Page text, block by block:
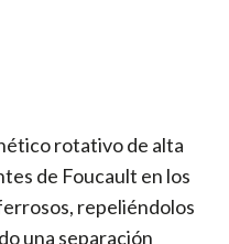
rotativo de alta
de Foucault en los
repeliéndolos
una separación